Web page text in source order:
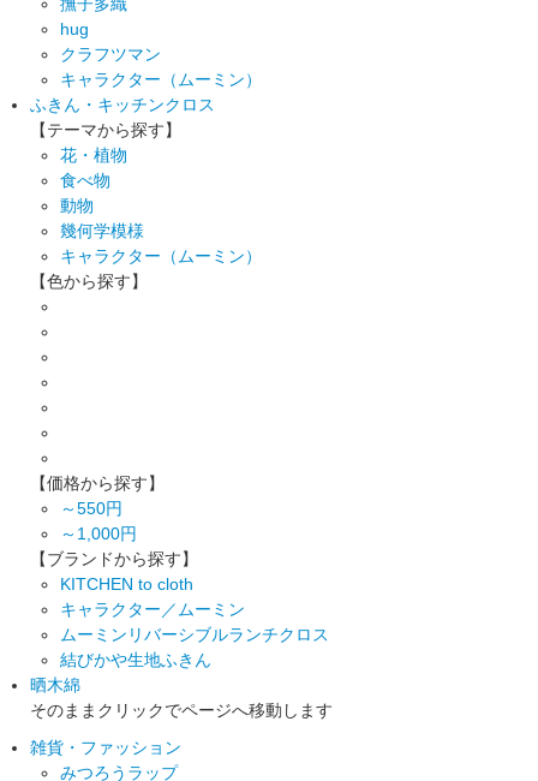
hug
クラフツマン
キャラクター（ムーミン）
ふきん・キッチンクロス
【テーマから探す】
花・植物
食べ物
動物
幾何学模様
キャラクター（ムーミン）
【色から探す】
【価格から探す】
～550円
～1,000円
【ブランドから探す】
KITCHEN to cloth
キャラクター／ムーミン
ムーミンリバーシブルランチクロス
結びかや生地ふきん
晒木綿
そのままクリックでページへ移動します
雑貨・ファッション
みつろうラップ